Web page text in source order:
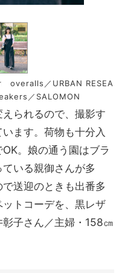
／URBAN RESEA
／SALOMON
えられるので、撮影す
ます。荷物も十分入
。娘の通う園はブラ
いる親御さんが多
送迎のときも出番多
トコーデを、黒レザ
子さん／主婦・158㎝